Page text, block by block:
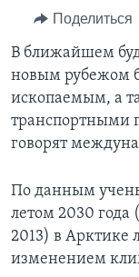
Перейти
поиск
ПОЧЕМУ ЭТО
ДИСКУССИЯ
ДЕТАЛИ
НЬЮ-ЙОРК NEW
АМЕРИКА.
А КАК В
АРТЕФАКТЫ
АМЕРИКАНСКИЕ
ТЕСТЫ
ФАКТЫ ПРОТИВ
ЗА СВОБОДУ
УЧИМ
ВИДЕО
ПОДПИСКА НА
Learning English
СОЦИАЛЬНЫЕ СЕТИ
Поделиться
В ближайшем
новым рубежом
ископаемым, а
транспортными
говорят
По данным
летом 2030 года
2013) в Арктике
изменением